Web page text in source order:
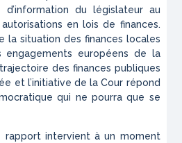
du législateur au
en lois de finances.
la situation des finances locales
européens de la
des finances publiques
et l’initiative de la Cour répond
qui ne pourra que se
rapport intervient à un moment